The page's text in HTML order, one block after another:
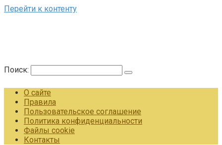
Перейти к контенту
Поиск:
О сайте
Правила
Пользовательское соглашение
Политика конфиденциальности
Файлы cookie
Контакты